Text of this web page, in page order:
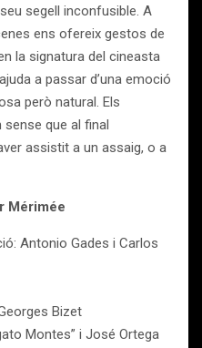
segell inconfusible. A
ens ofereix gestos de
la signatura del cineasta
a passar d’una emoció
però natural. Els
que al final
assistit a un assaig, o a
Mérimée
Antonio Gades i Carlos
Bizet
Montes” i José Ortega